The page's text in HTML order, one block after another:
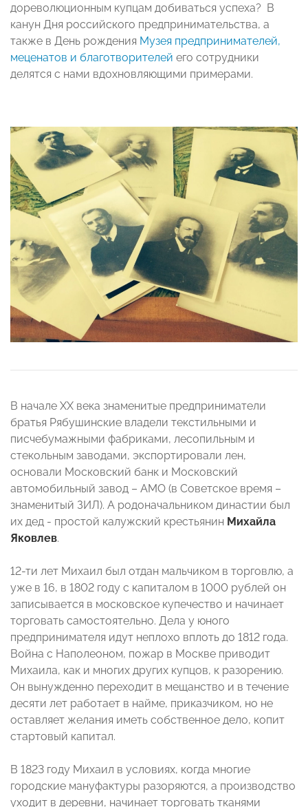
дореволюционным купцам добиваться успеха? В
канун Дня российского предпринимательства, а
также в День рождения Музея предпринимателей,
меценатов и благотворителей его сотрудники
делятся с нами вдохновляющими примерами.
В начале XX века знаменитые предприниматели
братья Рябушинские владели текстильными и
писчебумажными фабриками, лесопильным и
стекольным заводами, экспортировали лен,
основали Московский банк и Московский
автомобильный завод – АМО (в Советское время –
знаменитый ЗИЛ). А родоначальником династии был
их дед - простой калужский крестьянин Михайла
Яковлев.
12-ти лет Михаил был отдан мальчиком в торговлю, а
уже в 16, в 1802 году с капиталом в 1000 рублей он
записывается в московское купечество и начинает
торговать самостоятельно. Дела у юного
предпринимателя идут неплохо вплоть до 1812 года.
Война с Наполеоном, пожар в Москве приводит
Михаила, как и многих других купцов, к разорению.
Он вынужденно переходит в мещанство и в течение
десяти лет работает в найме, приказчиком, но не
оставляет желания иметь собственное дело, копит
стартовый капитал.
В 1823 году Михаил в условиях, когда многие
городские мануфактуры разоряются, а производство
уходит в деревни, начинает торговать тканями